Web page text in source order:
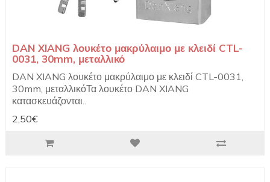
DAN XIANG λουκέτο μακρύλαιμο με κλειδί CTL-
0031, 30mm, μεταλλικό
DAN XIANG λουκέτο μακρύλαιμο με κλειδί CTL-0031,
30mm, μεταλλικόΤα λουκέτο DAN XIANG
κατασκευάζονται..
2,50€